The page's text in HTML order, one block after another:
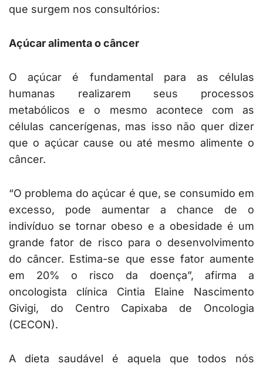
que surgem nos consultórios:
Açúcar alimenta o câncer
O açúcar é fundamental para as células
humanas realizarem seus processos
metabólicos e o mesmo acontece com as
células cancerígenas, mas isso não quer dizer
que o açúcar cause ou até mesmo alimente o
câncer.
“O problema do açúcar é que, se consumido em
excesso, pode aumentar a chance de o
indivíduo se tornar obeso e a obesidade é um
grande fator de risco para o desenvolvimento
do câncer. Estima-se que esse fator aumente
em 20% o risco da doença”, afirma a
oncologista clínica Cintia Elaine Nascimento
Givigi, do Centro Capixaba de Oncologia
(CECON).
A dieta saudável é aquela que todos nós